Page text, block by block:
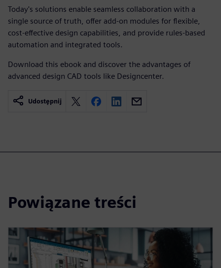
Today's solutions enable seamless collaboration with a
single source of truth, offer add-on modules for flexible,
cost-effective design capabilities, and provide rules-based
automation and integrated tools.
Download this ebook and discover the advantages of
advanced design CAD tools like Designcenter.
Udostępnij
Powiązane treści